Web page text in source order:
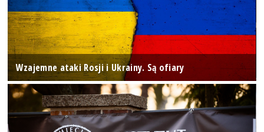
Wzajemne ataki Rosji i Ukrainy. Są ofiary